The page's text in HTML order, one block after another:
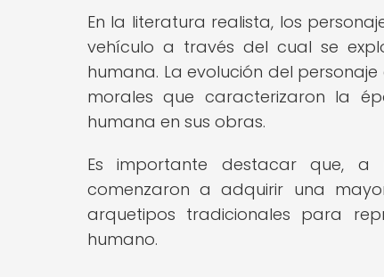
En la literatura realista, los
vehículo a través del cual se
humana. La evolución del
morales que caracterizaron la
humana en sus obras.
Es importante destacar que, a
comenzaron a adquirir una
arquetipos tradicionales para
humano.